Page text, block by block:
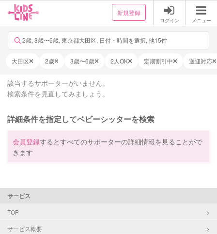
新規登録
ログイン メニュー
2歳, 3歳〜6歳, 東京都大田区, 日付・時間を選択, 他15件
大田区 2歳 3歳〜6歳 2人OK 定期割引中 送迎対応
該当するサポーターがいません。
検索条件を見直してみましょう。
詳細条件を指定してベビーシッターを検索
会員登録するとすべてのサポーターの詳細情報を見ることがで
きます
サービス
TOP
サービス概要